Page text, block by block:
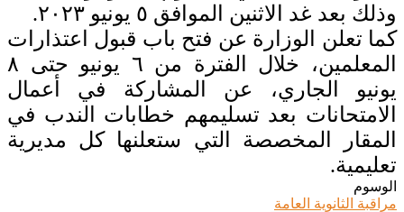
وذلك بعد غد الاثنين الموافق ٥ يونيو ٢٠٢٣.
كما تعلن الوزارة عن فتح باب قبول اعتذارات
المعلمين، خلال الفترة من ٦ يونيو حتى ٨
يونيو الجاري، عن المشاركة في أعمال
الامتحانات بعد تسليمهم خطابات الندب في
المقار المخصصة التي ستعلنها كل مديرية
تعليمية.
الوسوم
مراقبة الثانوية العامة